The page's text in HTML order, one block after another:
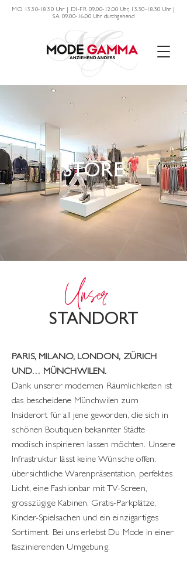
MO 13.30-18.30 Uhr | DI-FR 09.00-12.00 Uhr, 13.30-18.30 Uhr |
SA 09.00-16.00 Uhr durchgehend
STORE
Unser
STANDORT
PARIS, MILANO, LONDON, ZÜRICH
UND… MÜNCHWILEN.
Dank unserer modernen Räumlichkeiten ist
das bescheidene Münchwilen zum
Insiderort für all jene geworden, die sich in
schönen Boutiquen bekannter Städte
modisch inspirieren lassen möchten. Unsere
Infrastruktur lässt keine Wünsche offen:
übersichtliche Warenpräsentation, perfektes
Licht, eine Fashionbar mit TV-Screen,
grosszügige Kabinen, Gratis-Parkplätze,
Kinder-Spielsachen und ein einzigartiges
Sortiment. Bei uns erlebst Du Mode in einer
faszinierenden Umgebung.